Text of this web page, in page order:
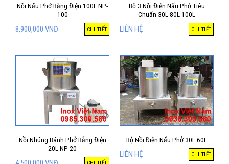
Nồi Nấu Phở Bằng Điện 100L NP-
100
8,900,000 VNĐ CHI TIẾT
Bộ 3 Nồi Điện Nấu Phở Tiêu
Chuẩn 30L-80L-100L
LIÊN HỆ CHI TIẾT
Nồi Nhúng Bánh Phở Bằng Điện
20L NP-20
Bộ Nồi Điện Nấu Phở 30L 60L
LIÊN HỆ CHI TIẾT